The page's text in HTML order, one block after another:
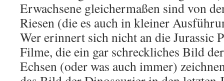
Erwachsene gleichermaßen sind von
Riesen (die es auch in kleiner
Wer erinnert sich nicht an die Jurassic
Filme, die ein gar schreckliches Bild
Echsen (oder was auch immer)